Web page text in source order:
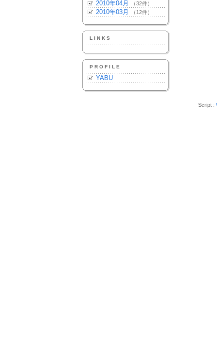
2010年04月 （32件）
2010年03月 （12件）
LINKS
PROFILE
YABU
Script :